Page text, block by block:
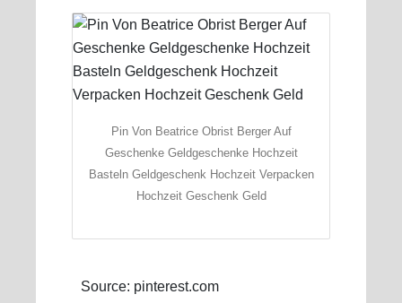
Pin Von Beatrice Obrist Berger Auf
Geschenke Geldgeschenke Hochzeit
Basteln Geldgeschenk Hochzeit Verpacken
Hochzeit Geschenk Geld
Source: pinterest.com